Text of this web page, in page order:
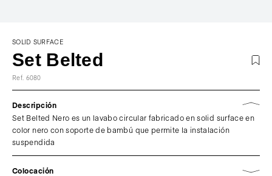
SOLID SURFACE
Set Belted
Ref. 6080
Descripción
Set Belted Nero es un lavabo circular fabricado en solid surface en
color nero con soporte de bambú que permite la instalación
suspendida
Colocación